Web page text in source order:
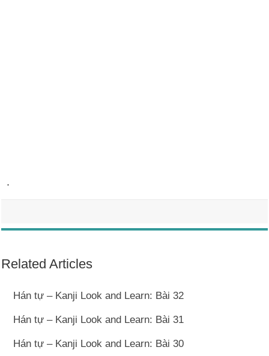
.
Related Articles
Hán tự – Kanji Look and Learn: Bài 32
Hán tự – Kanji Look and Learn: Bài 31
Hán tự – Kanji Look and Learn: Bài 30